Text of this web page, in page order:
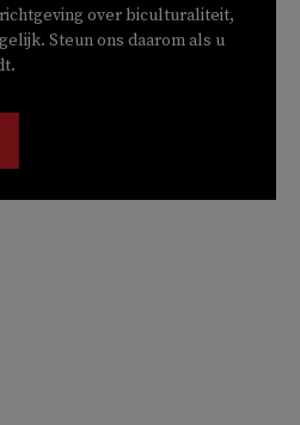
over biculturaliteit,
Steun ons daarom als u